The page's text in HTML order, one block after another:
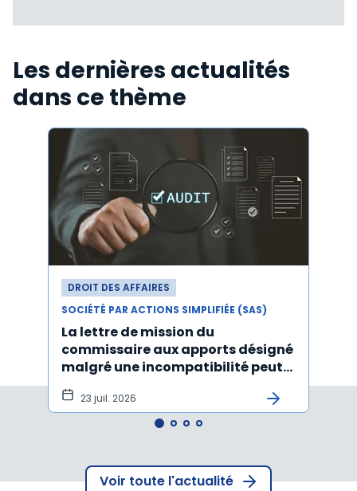
Les dernières actualités
dans ce thème
DROIT DES AFFAIRES
SOCIÉTÉ PAR ACTIONS SIMPLIFIÉE (SAS)
La lettre de mission du
commissaire aux apports désigné
malgré une incompatibilité peut
être annulée
23 juil. 2026
Voir toute l'actualité